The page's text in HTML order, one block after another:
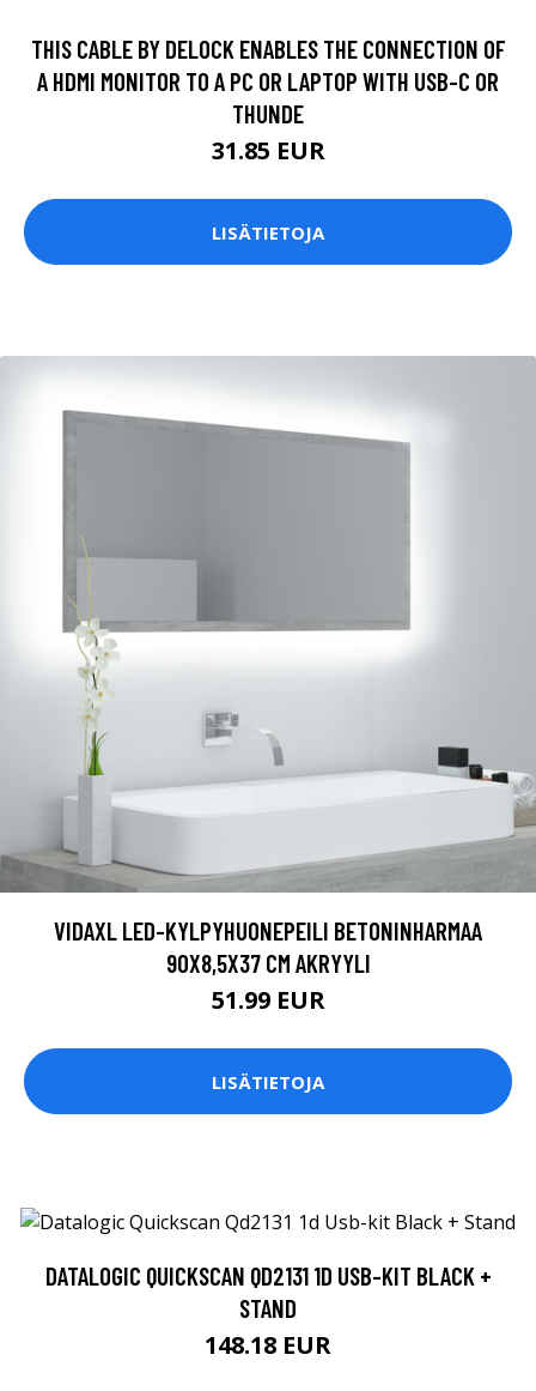
THIS CABLE BY DELOCK ENABLES THE CONNECTION OF
A HDMI MONITOR TO A PC OR LAPTOP WITH USB-C OR
THUNDE
31.85 EUR
LISÄTIETOJA
VIDAXL LED-KYLPYHUONEPEILI BETONINHARMAA
90X8,5X37 CM AKRYYLI
51.99 EUR
LISÄTIETOJA
DATALOGIC QUICKSCAN QD2131 1D USB-KIT BLACK +
STAND
148.18 EUR